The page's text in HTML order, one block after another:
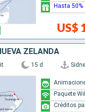
US$
Hasta 50%
ZELANDA
15 d
Paquete
Créditos